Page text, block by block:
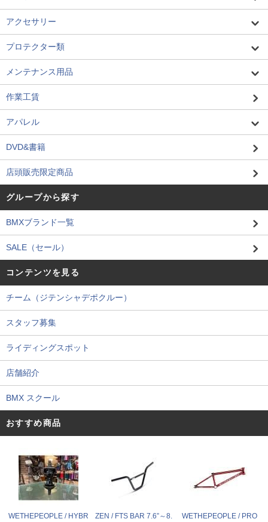
アクセサリー
プロテクター類
メンテナンス用品
作業工賃
アパレル
DVD&書籍
店頭販売限定商品
グループから探す
BMXブランド一覧
SALE（セール）
コンテンツを見る
チーム（ジテンシャデポクルー）
スタッフ募集
ライディングスポット
店舗紹介
BMX スクール
おすすめ商品
WETHEPEOPLE / HYBR
ZEN / FTS BAR 7.6”～8.
WETHEPEOPLE / PRO